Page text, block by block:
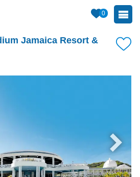
0
Jamaica Resort &